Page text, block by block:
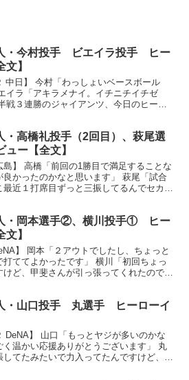
・今村投手 ビエイラ投手 ヒー
】
中日】 今村「わっしょいベースボール
イラ「アキラメナイ。イチニチイチゼ
戦３連勝のジャイアンツ、今日のヒーロ
高橋礼投手（2回目）、萩尾選
ー【全文】
島】 高橋「前回の1勝目で満足することな
良かったのかなと思います」 萩尾「試合
近１打席目ずっと三振してるんでセカン
・岡本選手②、横川投手① ヒー
】
】 岡本「２アウトでしたし、ちょっと
ててよかったです」 横川「初回ちょっ
ど、甲斐さんが引っ張ってくれたので助
・山口投手 丸選手 ヒーローイ
DeNA】 山口「もっとヤジが多いのかな
く温かい応援ありがとうございます」 丸
してたみたいで力入ってたんですけど、何